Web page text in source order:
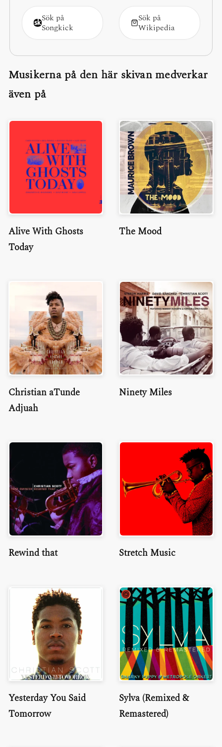
Sök på
Songkick
Sök på
Wikipedia
Musikerna på den här skivan medverkar
även på
Alive With Ghosts
Today
The Mood
Christian aTunde
Adjuah
Ninety Miles
Rewind that Stretch Music
Yesterday You Said
Tomorrow
Sylva (Remixed &
Remastered)